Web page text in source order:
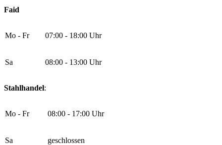
Faid
Mo - Fr 07:00 - 18:00 Uhr
Sa 08:00 - 13:00 Uhr
Stahlhandel:
Mo - Fr 08:00 - 17:00 Uhr
Sa geschlossen